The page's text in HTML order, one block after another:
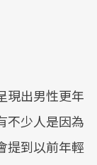
現出男性更年
不少人是因為
提到以前年輕